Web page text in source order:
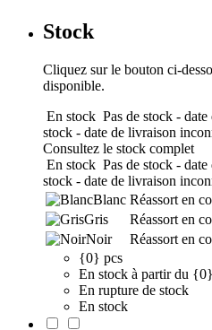
Stock
Cliquez sur le bouton ci-
disponible.
En stock Pas de stock -
stock - date de livraison
Consultez le stock complet
En stock Pas de stock -
stock - date de livraison
Blanc Réassort en
Gris
Réassort en
Noir
Réassort en
{0} pcs
En stock à partir du {0}
En rupture de stock
En stock